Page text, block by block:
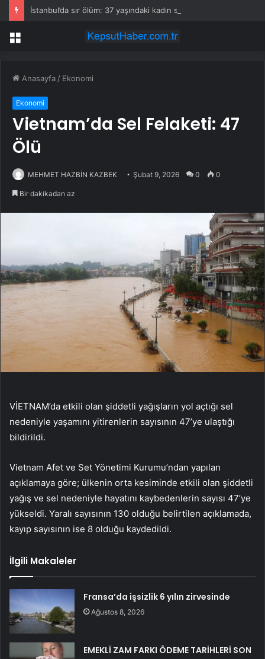
Menü
Anasayfa / Ekonomi
Ekonomi
Vietnam’da Sel Felaketi: 47
Ölü
MEHMET HAZBİN KAZBEK Şubat 9, 2026 0 0
Bir dakikadan az
VİETNAM’da etkili olan şiddetli yağışların yol açtığı sel
nedeniyle yaşamını yitirenlerin sayısının 47’ye ulaştığı
bildirildi.
Vietnam Afet ve Set Yönetimi Kurumu’ndan yapılan
açıklamaya göre; ülkenin orta kesiminde etkili olan şiddetli
yağış ve sel nedeniyle hayatını kaybedenlerin sayısı 47’ye
yükseldi. Yaralı sayısının 130 olduğu belirtilen açıklamada,
kayıp sayısının ise 8 olduğu kaydedildi.
İlgili Makaleler
Fransa’da işsizlik 6 yılın zirvesinde
Ağustos 8, 2026
EMEKLİ ZAM FARKI ÖDEME TARİHLERİ SON